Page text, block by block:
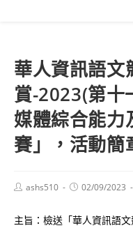
華人資訊語文
賞-2023(第十
媒體綜合能力
賽」，活動簡
Postashs510
Post02/09/2023
主旨：檢送「華人資訊語